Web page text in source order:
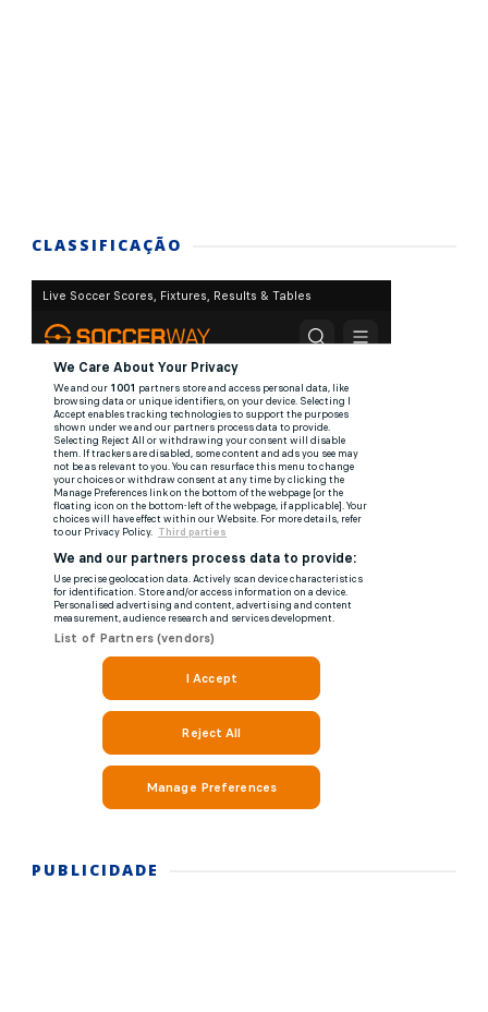
CLASSIFICAÇÃO
PUBLICIDADE